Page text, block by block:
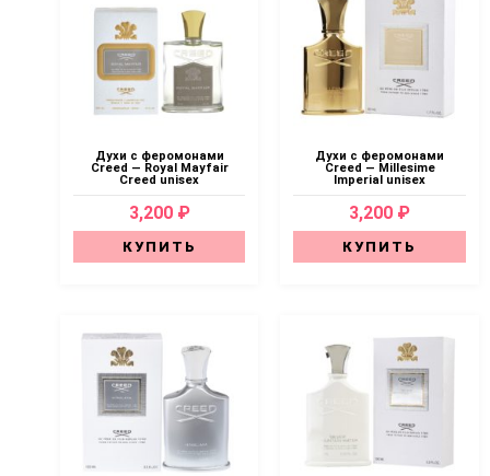
Духи с феромонами
Creed — Royal Mayfair
Creed unisex
3,200 ₽
КУПИТЬ
Духи с феромонами
Creed — Millesime
Imperial unisex
3,200 ₽
КУПИТЬ